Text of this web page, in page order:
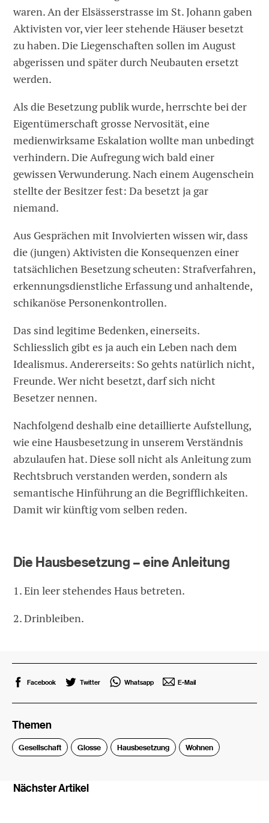
waren. An der Elsässerstrasse im St. Johann gaben
Aktivisten vor, vier leer stehende Häuser besetzt
zu haben. Die Liegenschaften sollen im August
abgerissen und später durch Neubauten ersetzt
werden.
Als die Besetzung publik wurde, herrschte bei der
Eigentümerschaft grosse Nervosität, eine
medienwirksame Eskalation wollte man unbedingt
verhindern. Die Aufregung wich bald einer
gewissen Verwunderung. Nach einem Augenschein
stellte der Besitzer fest: Da besetzt ja gar
niemand.
Aus Gesprächen mit Involvierten wissen wir, dass
die (jungen) Aktivisten die Konsequenzen einer
tatsächlichen Besetzung scheuten: Strafverfahren,
erkennungsdienstliche Erfassung und anhaltende,
schikanöse Personenkontrollen.
Das sind legitime Bedenken, einerseits.
Schliesslich gibt es ja auch ein Leben nach dem
Idealismus. Andererseits: So gehts natürlich nicht,
Freunde. Wer nicht besetzt, darf sich nicht
Besetzer nennen.
Nachfolgend deshalb eine detaillierte Aufstellung,
wie eine Hausbesetzung in unserem Verständnis
abzulaufen hat. Diese soll nicht als Anleitung zum
Rechtsbruch verstanden werden, sondern als
semantische Hinführung an die Begrifflichkeiten.
Damit wir künftig vom selben reden.
Die Hausbesetzung – eine Anleitung
1. Ein leer stehendes Haus betreten.
2. Drinbleiben.
Facebook Twitter Whatsapp E-Mail
Themen
Gesellschaft Glosse Hausbesetzung Wohnen
Nächster Artikel